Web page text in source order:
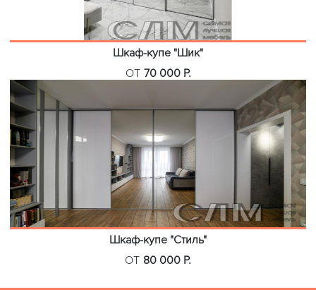
Шкаф-купе "Шик"
ОТ 70 000 Р.
Шкаф-купе "Стиль"
ОТ 80 000 Р.